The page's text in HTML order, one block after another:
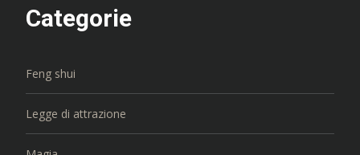
Categorie
Feng shui
Legge di attrazione